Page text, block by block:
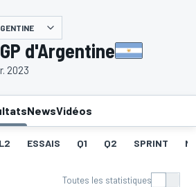
d'Argentine
2023
NewsVidéos
ESSAIS Q1 Q2 SPRINT
Toutes les statistiques